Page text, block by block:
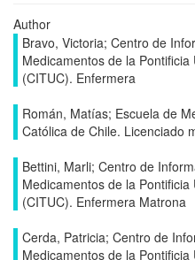
Author
Bravo, Victoria; Centro de
Medicamentos de la
(CITUC). Enfermera
Román, Matías; Escuela de
Católica de Chile. Licenciado
Bettini, Marli; Centro de
Medicamentos de la
(CITUC). Enfermera Matrona
Cerda, Patricia; Centro de
Medicamentos de la